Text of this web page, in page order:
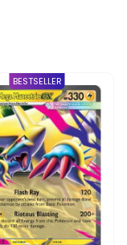
BESTSELLER